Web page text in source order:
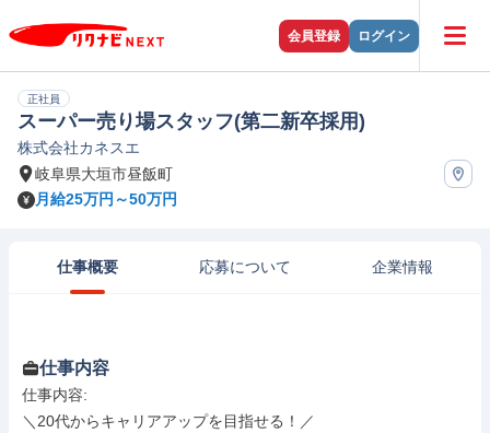
会員登録 ログイン
正社員
スーパー売り場スタッフ(第二新卒採用)
株式会社カネスエ
岐阜県大垣市昼飯町
月給25万円～50万円
仕事概要 応募について 企業情報
仕事内容
仕事内容:
＼20代からキャリアアップを目指せる！／